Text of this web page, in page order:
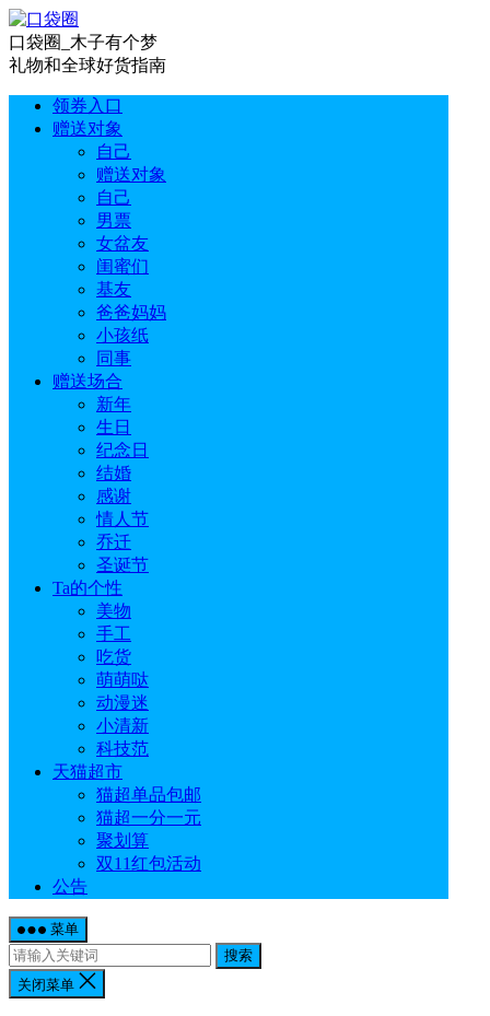
口袋圈_木子有个梦
礼物和全球好货指南
领券入口
赠送对象
自己
赠送对象
自己
男票
女盆友
闺蜜们
基友
爸爸妈妈
小孩纸
同事
赠送场合
新年
生日
纪念日
结婚
感谢
情人节
乔迁
圣诞节
Ta的个性
美物
手工
吃货
萌萌哒
动漫迷
小清新
科技范
天猫超市
猫超单品包邮
猫超一分一元
聚划算
双11红包活动
公告
菜单
搜索
关闭菜单